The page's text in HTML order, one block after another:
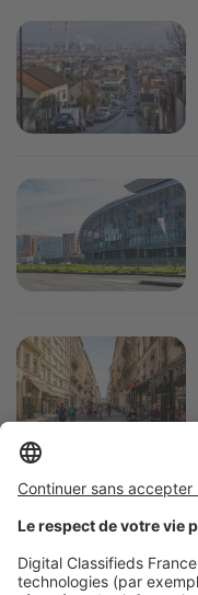
Image
Image
Image
Image